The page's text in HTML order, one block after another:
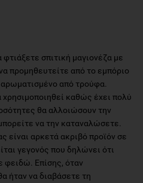
σπιτική μαγιονέζα με
προμηθευτείτε από το εμπόριο
αρωματισμένο από τρούφα.
καθώς έχει πολύ
θα αλλοιώσουν την
να την καταναλώσετε.
είναι αρκετά ακριβό προϊόν σε
γεγονός που δηλώνει ότι
φειδώ. Επίσης, όταν
ήταν να διαβάσετε τη